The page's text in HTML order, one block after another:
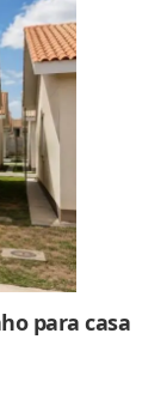
para casa